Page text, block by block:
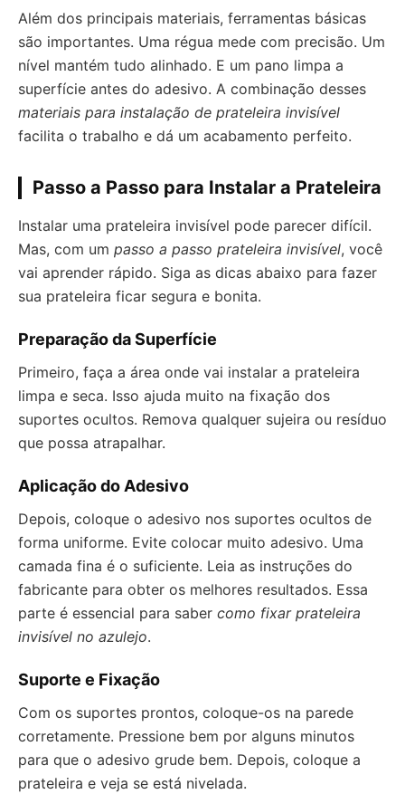
Além dos principais materiais, ferramentas básicas
são importantes. Uma régua mede com precisão. Um
nível mantém tudo alinhado. E um pano limpa a
superfície antes do adesivo. A combinação desses
materiais para instalação de prateleira invisível
facilita o trabalho e dá um acabamento perfeito.
Passo a Passo para Instalar a Prateleira
Instalar uma prateleira invisível pode parecer difícil.
Mas, com um passo a passo prateleira invisível, você
vai aprender rápido. Siga as dicas abaixo para fazer
sua prateleira ficar segura e bonita.
Preparação da Superfície
Primeiro, faça a área onde vai instalar a prateleira
limpa e seca. Isso ajuda muito na fixação dos
suportes ocultos. Remova qualquer sujeira ou resíduo
que possa atrapalhar.
Aplicação do Adesivo
Depois, coloque o adesivo nos suportes ocultos de
forma uniforme. Evite colocar muito adesivo. Uma
camada fina é o suficiente. Leia as instruções do
fabricante para obter os melhores resultados. Essa
parte é essencial para saber como fixar prateleira
invisível no azulejo.
Suporte e Fixação
Com os suportes prontos, coloque-os na parede
corretamente. Pressione bem por alguns minutos
para que o adesivo grude bem. Depois, coloque a
prateleira e veja se está nivelada.